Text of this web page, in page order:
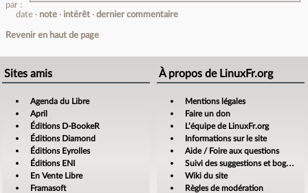
par :
date
note intérêt dernier commentaire
Revenir en haut de page
Sites amis
Agenda du Libre
April
Éditions D-BookeR
Éditions Diamond
Éditions Eyrolles
Éditions ENI
En Vente Libre
Framasoft
À propos de LinuxFr.org
Mentions légales
Faire un don
L’équipe de LinuxFr.org
Informations sur le site
Aide / Foire aux questions
Suivi des suggestions et bogues
Wiki du site
Règles de modération